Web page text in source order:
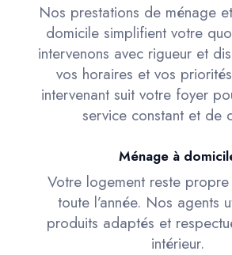
Nos prestations de ménage
domicile simplifient votre
intervenons avec rigueur et
vos horaires et vos
intervenant suit votre foyer
service constant et de
Ménage à
Votre logement reste
toute l’année. Nos agents
produits adaptés et
intérieur.